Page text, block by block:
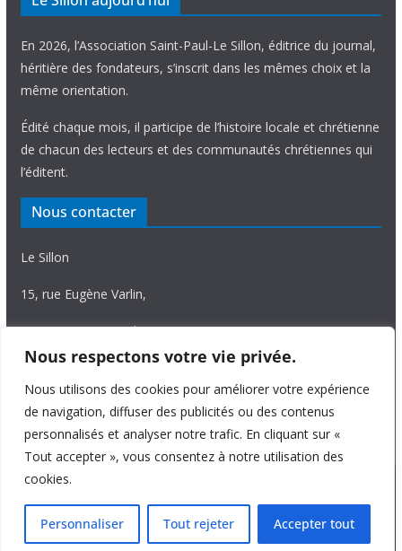
Nous respectons votre vie privée.
Nous utilisons des cookies pour améliorer votre expérience
de navigation, diffuser des publicités ou des contenus
personnalisés et analyser notre trafic. En cliquant sur «
Tout accepter », vous consentez à notre utilisation des
cookies.
Personnaliser Tout rejeter Accepter tout
En 2026, l’Association Saint-Paul-Le Sillon, éditrice du journal,
héritière des fondateurs, s’inscrit dans les mêmes choix et la
même orientation.
Édité chaque mois, il participe de l’histoire locale et chrétienne
de chacun des lecteurs et des communautés chrétiennes qui
l’éditent.
Nous contacter
Le Sillon
15, rue Eugène Varlin,
87036 Limoges Cedex.
Tél. 05 55 06 14 15
Nous écrire
Copyright © 2026 Le Sillon
. All rights reserved.
Theme:ColorMag Proby ThemeGrill. Powered by WordPress